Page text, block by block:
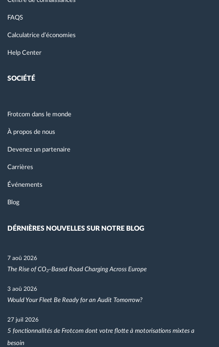
FAQS
Calculatrice d’économies
Help Center
SOCIÉTÉ
Frotcom dans le monde
À propos de nous
Devenez un partenaire
Carrières
Événements
Blog
DÉRNIÈRES NOUVELLES SUR NOTRE BLOG
7 aoû 2026
The Rise of CO₂-Based Road Charging Across Europe
3 aoû 2026
Would Your Fleet Be Ready for an Audit Tomorrow?
27 juil 2026
5 fonctionnalités de Frotcom dont votre flotte à motorisations mixtes a
besoin